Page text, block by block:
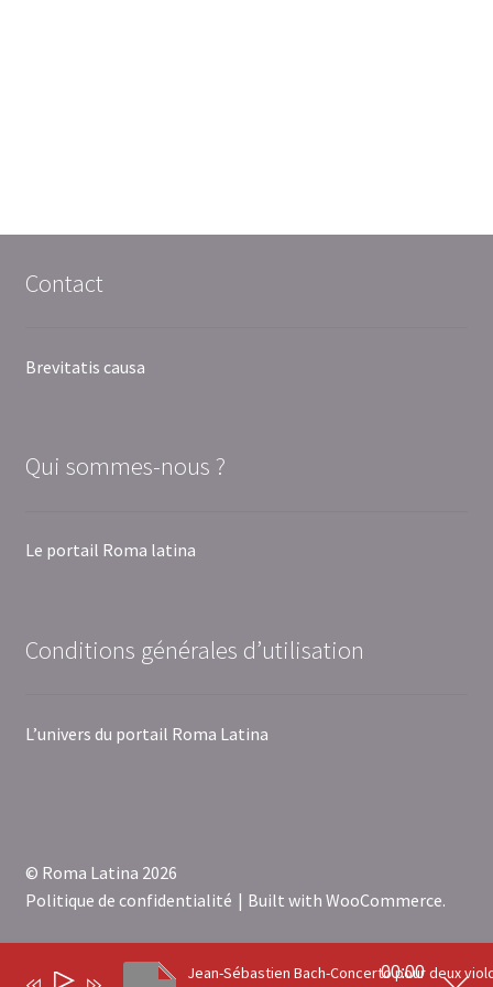
Contact
Brevitatis causa
Qui sommes-nous ?
Le portail Roma latina
Conditions générales d’utilisation
L’univers du portail Roma Latina
© Roma Latina 2026
Politique de confidentialité
Built with WooCommerce.
0
Lecteur 00:00